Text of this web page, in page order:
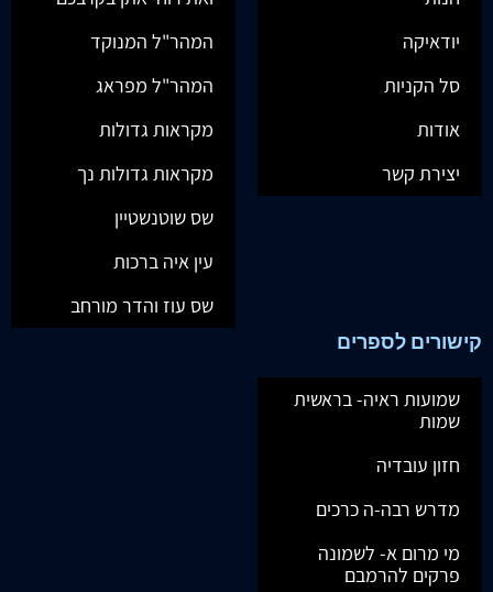
יודאיקה
סל הקניות
אודות
יצירת קשר
המהר"ל המנוקד
המהר"ל מפראג
מקראות גדולות
מקראות גדולות נך
שס שוטנשטיין
עין איה ברכות
שס עוז והדר מורחב
קישורים לספרים
שמועות ראיה- בראשית
שמות
חזון עובדיה
מדרש רבה-ה כרכים
מי מרום א- לשמונה
פרקים להרמבם